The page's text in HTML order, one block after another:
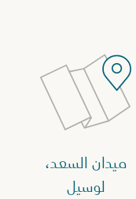
ميدان السعد،
لوسيل